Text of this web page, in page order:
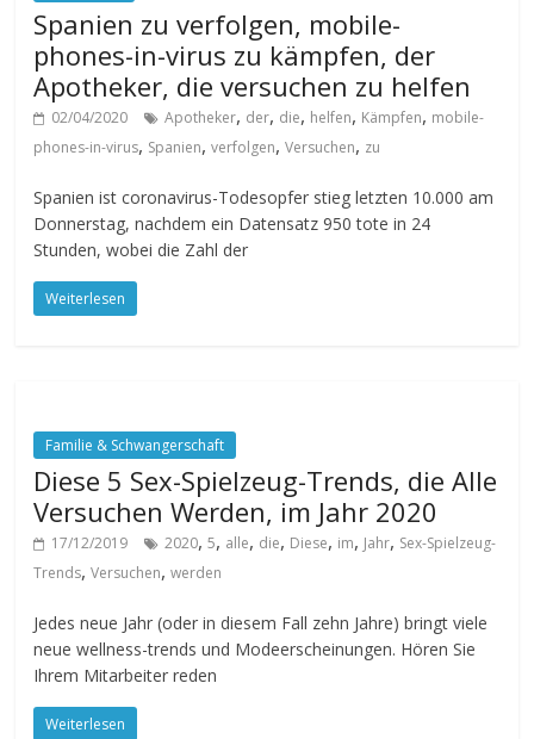
Spanien zu verfolgen, mobile-
phones-in-virus zu kämpfen, der
Apotheker, die versuchen zu helfen
02/04/2020 Apotheker, der, die, helfen, Kämpfen, mobile-
phones-in-virus, Spanien,verfolgen,Versuchen, zu
Spanien ist coronavirus-Todesopfer stieg letzten 10.000 am
Donnerstag, nachdem ein Datensatz 950 tote in 24
Stunden, wobei die Zahl der
Weiterlesen
Familie & Schwangerschaft
Diese 5 Sex-Spielzeug-Trends, die Alle
Versuchen Werden, im Jahr 2020
17/12/2019 2020,5, alle, die, Diese, im, Jahr, Sex-Spielzeug-
Trends,Versuchen,werden
Jedes neue Jahr (oder in diesem Fall zehn Jahre) bringt viele
neue wellness-trends und Modeerscheinungen. Hören Sie
Ihrem Mitarbeiter reden
Weiterlesen